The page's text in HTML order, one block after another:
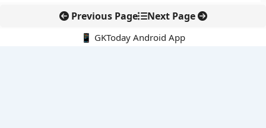
Previous Page Next Page
📱 GKToday Android App